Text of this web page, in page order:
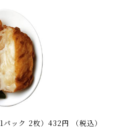
ック 2枚）432円 （税込）